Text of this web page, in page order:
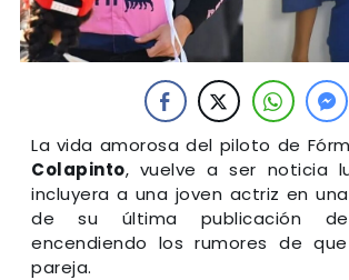
La vida amorosa del piloto de
Colapinto, vuelve a ser noticia
incluyera a una joven actriz en
de su última publicación de
encendiendo los rumores de
pareja.